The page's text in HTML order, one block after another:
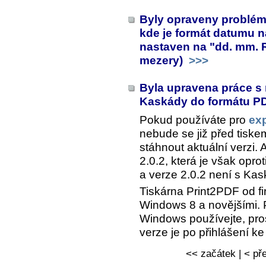
Byly opraveny
kde je formát datumu
nastaven na "dd. mm.
mezery) >>>
Byla upravena práce
Kaskády do formátu
Pokud používáte pro
nebude se již před
stáhnout aktuální verzi.
2.0.2, která je však
a verze 2.0.2 není s
Tiskárna Print2PDF od
Windows 8 a novějšími.
Windows používejte,
verze je po přihlášení
<< začátek | <